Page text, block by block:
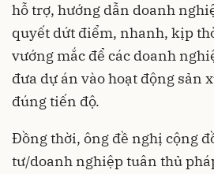
hỗ trợ, hướng dẫn doanh
quyết dứt điểm, nhanh, kịp
vướng mắc để các doanh
đưa dự án vào hoạt động sản
đúng tiến độ.
Đồng thời, ông đề nghị cộng
tư/doanh nghiệp tuân thủ